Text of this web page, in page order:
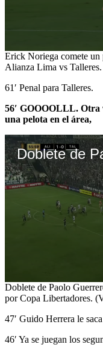
0
seconds
1
minute,
45
seconds
Erick Noriega comete un
Alianza Lima vs
61′ Penal para Talleres.
56′ GOOOOLLL. Otra
una pelota en el área,
0
seconds
of
1
minute,
24
seconds
Doblete de Paolo
por Copa Libertadores.
47′ Guido Herrera le
46′ Ya se juegan los